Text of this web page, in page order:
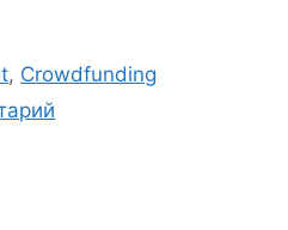
, Crowdfunding